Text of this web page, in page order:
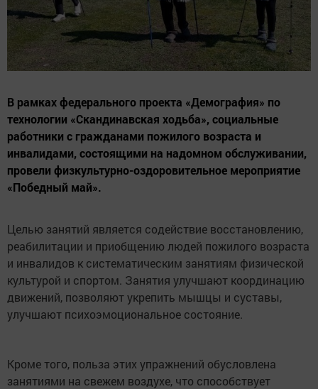
В рамках федерального проекта «Демография» по
технологии «Скандинавская ходьба», социальные
работники с гражданами пожилого возраста и
инвалидами, состоящими на надомном обслуживании,
провели физкультурно-оздоровительное мероприятие
«Победный май».
Целью занятий является содействие восстановлению,
реабилитации и приобщению людей пожилого возраста
и инвалидов к систематическим занятиям физической
культурой и спортом. Занятия улучшают координацию
движений, позволяют укрепить мышцы и суставы,
улучшают психоэмоциональное состояние.
Кроме того, польза этих упражнений обусловлена
занятиями на свежем воздухе, что способствует